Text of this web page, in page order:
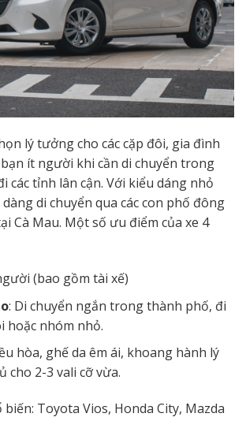
lý tưởng cho các cặp đôi, gia đình
ít người khi cần di chuyển trong
các tỉnh lân cận. Với kiểu dáng nhỏ
di chuyển qua các con phố đông
Cà Mau. Một số ưu điểm của xe 4
(bao gồm tài xế)
: Di chuyển ngắn trong thành phố, đi
hoặc nhóm nhỏ.
hòa, ghế da êm ái, khoang hành lý
cho 2-3 vali cỡ vừa.
biến: Toyota Vios, Honda City, Mazda